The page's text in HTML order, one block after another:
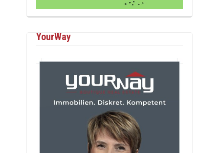
YourWay